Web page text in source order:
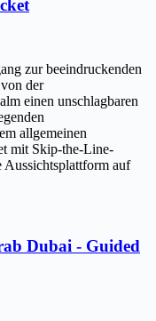
zur beeindruckenden
der
einen unschlagbaren
allgemeinen
mit Skip-the-Line-
auf
Dubai - Guided